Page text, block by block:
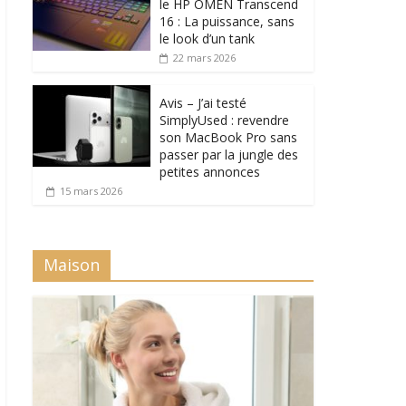
le HP OMEN Transcend
16 : La puissance, sans
le look d’un tank
22 mars 2026
Avis – J’ai testé
SimplyUsed : revendre
son MacBook Pro sans
passer par la jungle des
petites annonces
15 mars 2026
Maison